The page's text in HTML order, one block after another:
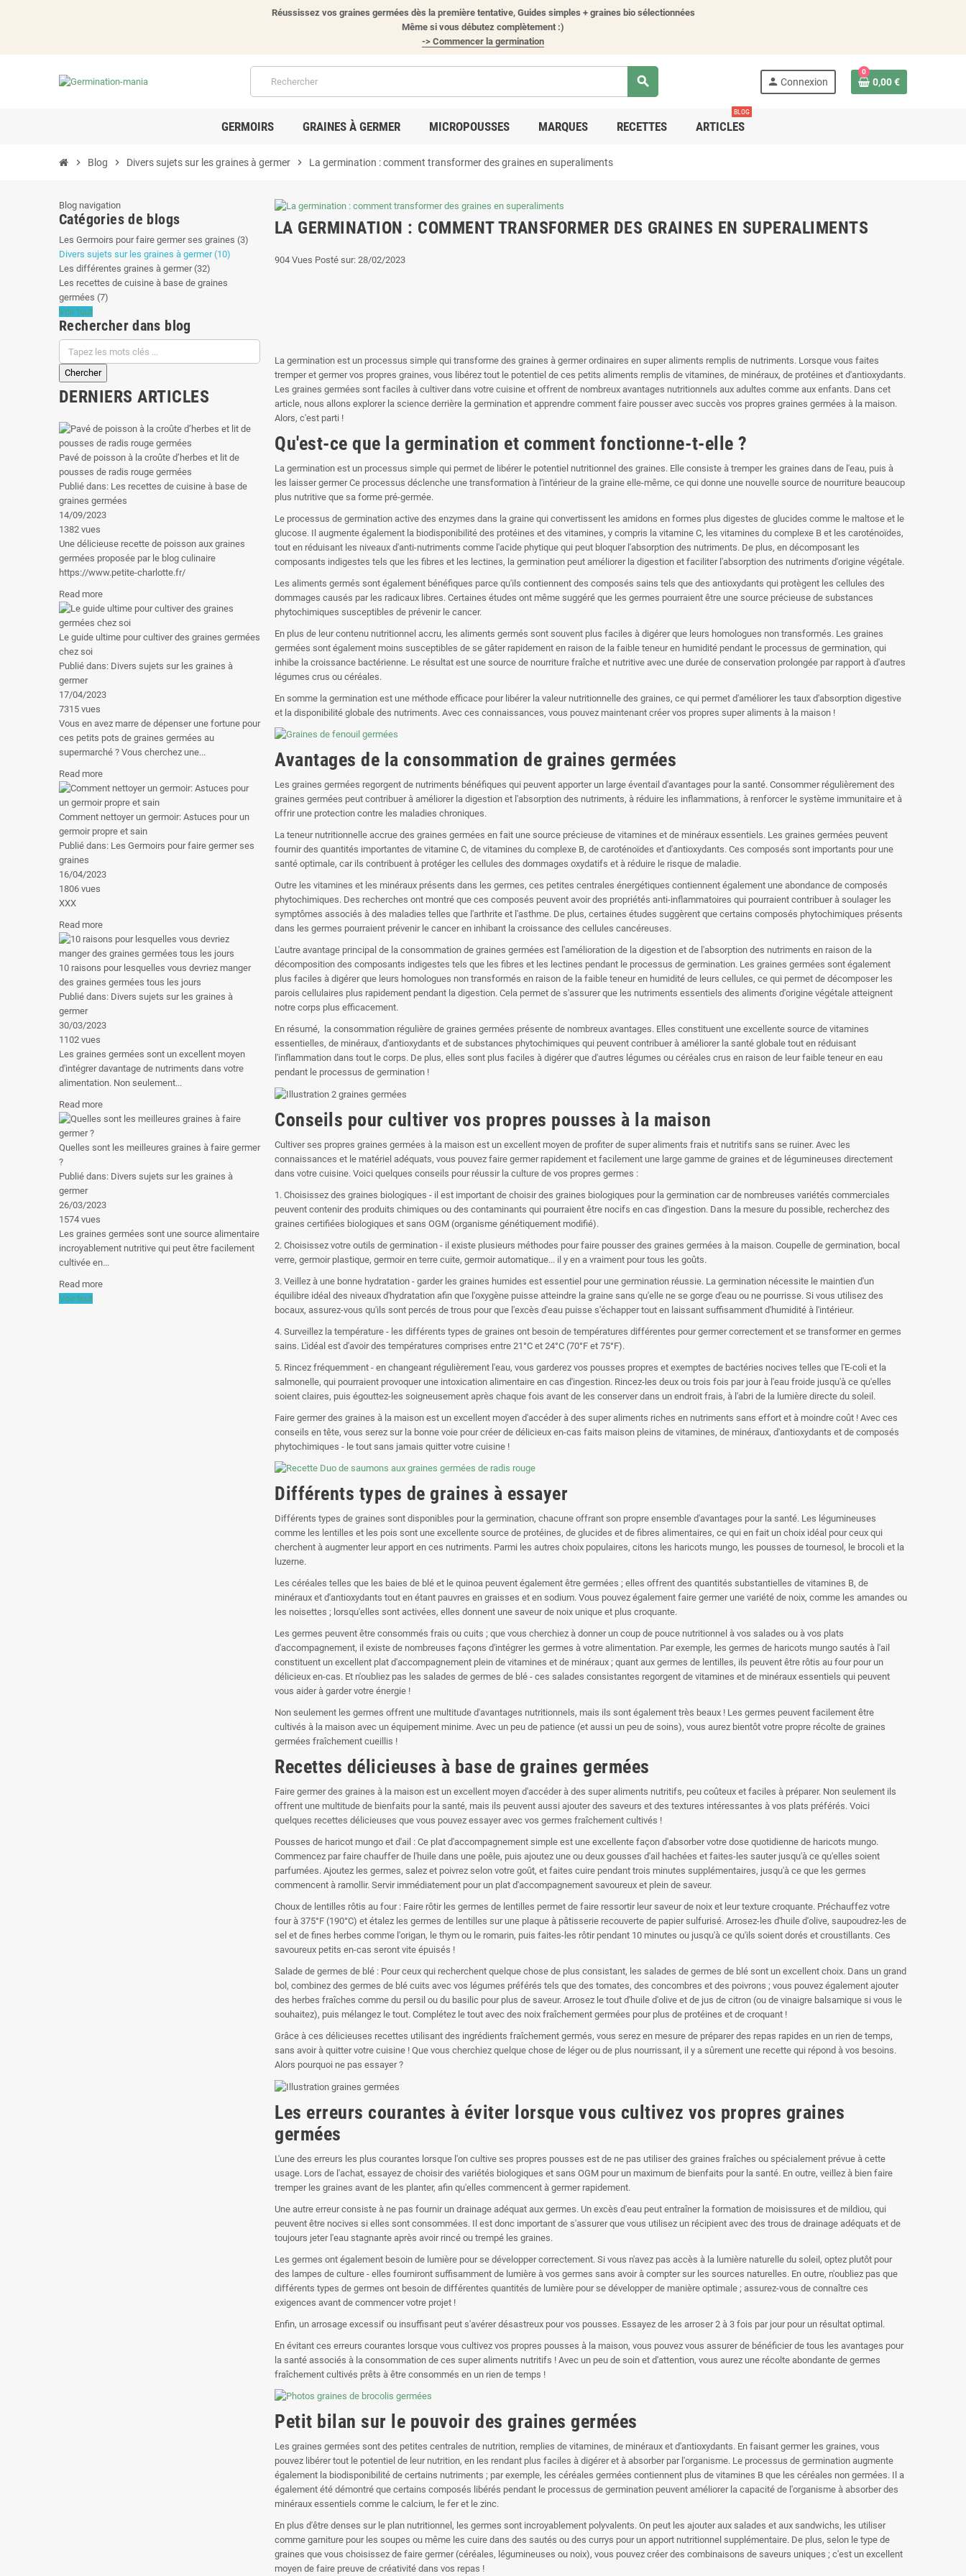
Réussissez vos graines germées dès la première tentative, Guides simples + graines bio sélectionnées
Même si vous débutez complètement :)
-> Commencer la germination
search person Connexion
0
0,00 €
GERMOIRS GRAINES À GERMER MICROPOUSSES MARQUES RECETTES ARTICLES
BLOG
chevron_right Blog chevron_right Divers sujets sur les graines à germer chevron_right La germination : comment transformer des graines en superaliments
Blog navigation
Catégories de blogs
Les Germoirs pour faire germer ses graines (3)
Divers sujets sur les graines à germer (10)
Les différentes graines à germer (32)
Les recettes de cuisine à base de graines
germées (7)
Voir tout
Rechercher dans blog
DERNIERS ARTICLES
Pavé de poisson à la croûte d’herbes et lit de
pousses de radis rouge germées
Publié dans: Les recettes de cuisine à base de
graines germées
14/09/2023
1382 vues
Une délicieuse recette de poisson aux graines
germées proposée par le blog culinaire
https://www.petite-charlotte.fr/
Read more
Le guide ultime pour cultiver des graines germées
chez soi
Publié dans: Divers sujets sur les graines à
germer
17/04/2023
7315 vues
Vous en avez marre de dépenser une fortune pour
ces petits pots de graines germées au
supermarché ? Vous cherchez une...
Read more
Comment nettoyer un germoir: Astuces pour un
germoir propre et sain
Publié dans: Les Germoirs pour faire germer ses
graines
16/04/2023
1806 vues
XXX
Read more
10 raisons pour lesquelles vous devriez manger
des graines germées tous les jours
Publié dans: Divers sujets sur les graines à
germer
30/03/2023
1102 vues
Les graines germées sont un excellent moyen
d'intégrer davantage de nutriments dans votre
alimentation. Non seulement...
Read more
Quelles sont les meilleures graines à faire germer
?
Publié dans: Divers sujets sur les graines à
germer
26/03/2023
1574 vues
Les graines germées sont une source alimentaire
incroyablement nutritive qui peut être facilement
cultivée en...
Read more
Voir tout
LA GERMINATION : COMMENT TRANSFORMER DES GRAINES EN SUPERALIMENTS
904 Vues Posté sur: 28/02/2023
La germination est un processus simple qui transforme des graines à germer ordinaires en super aliments remplis de nutriments. Lorsque vous faites
tremper et germer vos propres graines, vous libérez tout le potentiel de ces petits aliments remplis de vitamines, de minéraux, de protéines et d'antioxydants.
Les graines germées sont faciles à cultiver dans votre cuisine et offrent de nombreux avantages nutritionnels aux adultes comme aux enfants. Dans cet
article, nous allons explorer la science derrière la germination et apprendre comment faire pousser avec succès vos propres graines germées à la maison.
Alors, c'est parti !
Qu'est-ce que la germination et comment fonctionne-t-elle ?
La germination est un processus simple qui permet de libérer le potentiel nutritionnel des graines. Elle consiste à tremper les graines dans de l'eau, puis à
les laisser germer Ce processus déclenche une transformation à l'intérieur de la graine elle-même, ce qui donne une nouvelle source de nourriture beaucoup
plus nutritive que sa forme pré-germée.
Le processus de germination active des enzymes dans la graine qui convertissent les amidons en formes plus digestes de glucides comme le maltose et le
glucose. Il augmente également la biodisponibilité des protéines et des vitamines, y compris la vitamine C, les vitamines du complexe B et les caroténoïdes,
tout en réduisant les niveaux d'anti-nutriments comme l'acide phytique qui peut bloquer l'absorption des nutriments. De plus, en décomposant les
composants indigestes tels que les fibres et les lectines, la germination peut améliorer la digestion et faciliter l'absorption des nutriments d'origine végétale.
Les aliments germés sont également bénéfiques parce qu'ils contiennent des composés sains tels que des antioxydants qui protègent les cellules des
dommages causés par les radicaux libres. Certaines études ont même suggéré que les germes pourraient être une source précieuse de substances
phytochimiques susceptibles de prévenir le cancer.
En plus de leur contenu nutritionnel accru, les aliments germés sont souvent plus faciles à digérer que leurs homologues non transformés. Les graines
germées sont également moins susceptibles de se gâter rapidement en raison de la faible teneur en humidité pendant le processus de germination, qui
inhibe la croissance bactérienne. Le résultat est une source de nourriture fraîche et nutritive avec une durée de conservation prolongée par rapport à d'autres
légumes crus ou céréales.
En somme la germination est une méthode efficace pour libérer la valeur nutritionnelle des graines, ce qui permet d'améliorer les taux d'absorption digestive
et la disponibilité globale des nutriments. Avec ces connaissances, vous pouvez maintenant créer vos propres super aliments à la maison !
Avantages de la consommation de graines germées
Les graines germées regorgent de nutriments bénéfiques qui peuvent apporter un large éventail d'avantages pour la santé. Consommer régulièrement des
graines germées peut contribuer à améliorer la digestion et l'absorption des nutriments, à réduire les inflammations, à renforcer le système immunitaire et à
offrir une protection contre les maladies chroniques.
La teneur nutritionnelle accrue des graines germées en fait une source précieuse de vitamines et de minéraux essentiels. Les graines germées peuvent
fournir des quantités importantes de vitamine C, de vitamines du complexe B, de caroténoïdes et d'antioxydants. Ces composés sont importants pour une
santé optimale, car ils contribuent à protéger les cellules des dommages oxydatifs et à réduire le risque de maladie.
Outre les vitamines et les minéraux présents dans les germes, ces petites centrales énergétiques contiennent également une abondance de composés
phytochimiques. Des recherches ont montré que ces composés peuvent avoir des propriétés anti-inflammatoires qui pourraient contribuer à soulager les
symptômes associés à des maladies telles que l'arthrite et l'asthme. De plus, certaines études suggèrent que certains composés phytochimiques présents
dans les germes pourraient prévenir le cancer en inhibant la croissance des cellules cancéreuses.
L'autre avantage principal de la consommation de graines germées est l'amélioration de la digestion et de l'absorption des nutriments en raison de la
décomposition des composants indigestes tels que les fibres et les lectines pendant le processus de germination. Les graines germées sont également
plus faciles à digérer que leurs homologues non transformés en raison de la faible teneur en humidité de leurs cellules, ce qui permet de décomposer les
parois cellulaires plus rapidement pendant la digestion. Cela permet de s'assurer que les nutriments essentiels des aliments d'origine végétale atteignent
notre corps plus efficacement.
En résumé, la consommation régulière de graines germées présente de nombreux avantages. Elles constituent une excellente source de vitamines
essentielles, de minéraux, d'antioxydants et de substances phytochimiques qui peuvent contribuer à améliorer la santé globale tout en réduisant
l'inflammation dans tout le corps. De plus, elles sont plus faciles à digérer que d'autres légumes ou céréales crus en raison de leur faible teneur en eau
pendant le processus de germination !
Conseils pour cultiver vos propres pousses à la maison
Cultiver ses propres graines germées à la maison est un excellent moyen de profiter de super aliments frais et nutritifs sans se ruiner. Avec les
connaissances et le matériel adéquats, vous pouvez faire germer rapidement et facilement une large gamme de graines et de légumineuses directement
dans votre cuisine. Voici quelques conseils pour réussir la culture de vos propres germes :
1. Choisissez des graines biologiques - il est important de choisir des graines biologiques pour la germination car de nombreuses variétés commerciales
peuvent contenir des produits chimiques ou des contaminants qui pourraient être nocifs en cas d'ingestion. Dans la mesure du possible, recherchez des
graines certifiées biologiques et sans OGM (organisme génétiquement modifié).
2. Choisissez votre outils de germination - il existe plusieurs méthodes pour faire pousser des graines germées à la maison. Coupelle de germination, bocal
verre, germoir plastique, germoir en terre cuite, germoir automatique... il y en a vraiment pour tous les goûts.
3. Veillez à une bonne hydratation - garder les graines humides est essentiel pour une germination réussie. La germination nécessite le maintien d'un
équilibre idéal des niveaux d'hydratation afin que l'oxygène puisse atteindre la graine sans qu'elle ne se gorge d'eau ou ne pourrisse. Si vous utilisez des
bocaux, assurez-vous qu'ils sont percés de trous pour que l'excès d'eau puisse s'échapper tout en laissant suffisamment d'humidité à l'intérieur.
4. Surveillez la température - les différents types de graines ont besoin de températures différentes pour germer correctement et se transformer en germes
sains. L'idéal est d'avoir des températures comprises entre 21°C et 24°C (70°F et 75°F).
5. Rincez fréquemment - en changeant régulièrement l'eau, vous garderez vos pousses propres et exemptes de bactéries nocives telles que l'E-coli et la
salmonelle, qui pourraient provoquer une intoxication alimentaire en cas d'ingestion. Rincez-les deux ou trois fois par jour à l'eau froide jusqu'à ce qu'elles
soient claires, puis égouttez-les soigneusement après chaque fois avant de les conserver dans un endroit frais, à l'abri de la lumière directe du soleil.
Faire germer des graines à la maison est un excellent moyen d'accéder à des super aliments riches en nutriments sans effort et à moindre coût ! Avec ces
conseils en tête, vous serez sur la bonne voie pour créer de délicieux en-cas faits maison pleins de vitamines, de minéraux, d'antioxydants et de composés
phytochimiques - le tout sans jamais quitter votre cuisine !
Différents types de graines à essayer
Différents types de graines sont disponibles pour la germination, chacune offrant son propre ensemble d'avantages pour la santé. Les légumineuses
comme les lentilles et les pois sont une excellente source de protéines, de glucides et de fibres alimentaires, ce qui en fait un choix idéal pour ceux qui
cherchent à augmenter leur apport en ces nutriments. Parmi les autres choix populaires, citons les haricots mungo, les pousses de tournesol, le brocoli et la
luzerne.
Les céréales telles que les baies de blé et le quinoa peuvent également être germées ; elles offrent des quantités substantielles de vitamines B, de
minéraux et d'antioxydants tout en étant pauvres en graisses et en sodium. Vous pouvez également faire germer une variété de noix, comme les amandes ou
les noisettes ; lorsqu'elles sont activées, elles donnent une saveur de noix unique et plus croquante.
Les germes peuvent être consommés frais ou cuits ; que vous cherchiez à donner un coup de pouce nutritionnel à vos salades ou à vos plats
d'accompagnement, il existe de nombreuses façons d'intégrer les germes à votre alimentation. Par exemple, les germes de haricots mungo sautés à l'ail
constituent un excellent plat d'accompagnement plein de vitamines et de minéraux ; quant aux germes de lentilles, ils peuvent être rôtis au four pour un
délicieux en-cas. Et n'oubliez pas les salades de germes de blé - ces salades consistantes regorgent de vitamines et de minéraux essentiels qui peuvent
vous aider à garder votre énergie !
Non seulement les germes offrent une multitude d'avantages nutritionnels, mais ils sont également très beaux ! Les germes peuvent facilement être
cultivés à la maison avec un équipement minime. Avec un peu de patience (et aussi un peu de soins), vous aurez bientôt votre propre récolte de graines
germées fraîchement cueillis !
Recettes délicieuses à base de graines germées
Faire germer des graines à la maison est un excellent moyen d'accéder à des super aliments nutritifs, peu coûteux et faciles à préparer. Non seulement ils
offrent une multitude de bienfaits pour la santé, mais ils peuvent aussi ajouter des saveurs et des textures intéressantes à vos plats préférés. Voici
quelques recettes délicieuses que vous pouvez essayer avec vos germes fraîchement cultivés !
Pousses de haricot mungo et d'ail : Ce plat d'accompagnement simple est une excellente façon d'absorber votre dose quotidienne de haricots mungo.
Commencez par faire chauffer de l'huile dans une poêle, puis ajoutez une ou deux gousses d'ail hachées et faites-les sauter jusqu'à ce qu'elles soient
parfumées. Ajoutez les germes, salez et poivrez selon votre goût, et faites cuire pendant trois minutes supplémentaires, jusqu'à ce que les germes
commencent à ramollir. Servir immédiatement pour un plat d'accompagnement savoureux et plein de saveur.
Choux de lentilles rôtis au four : Faire rôtir les germes de lentilles permet de faire ressortir leur saveur de noix et leur texture croquante. Préchauffez votre
four à 375°F (190°C) et étalez les germes de lentilles sur une plaque à pâtisserie recouverte de papier sulfurisé. Arrosez-les d'huile d'olive, saupoudrez-les de
sel et de fines herbes comme l'origan, le thym ou le romarin, puis faites-les rôtir pendant 10 minutes ou jusqu'à ce qu'ils soient dorés et croustillants. Ces
savoureux petits en-cas seront vite épuisés !
Salade de germes de blé : Pour ceux qui recherchent quelque chose de plus consistant, les salades de germes de blé sont un excellent choix. Dans un grand
bol, combinez des germes de blé cuits avec vos légumes préférés tels que des tomates, des concombres et des poivrons ; vous pouvez également ajouter
des herbes fraîches comme du persil ou du basilic pour plus de saveur. Arrosez le tout d'huile d'olive et de jus de citron (ou de vinaigre balsamique si vous le
souhaitez), puis mélangez le tout. Complétez le tout avec des noix fraîchement germées pour plus de protéines et de croquant !
Grâce à ces délicieuses recettes utilisant des ingrédients fraîchement germés, vous serez en mesure de préparer des repas rapides en un rien de temps,
sans avoir à quitter votre cuisine ! Que vous cherchiez quelque chose de léger ou de plus nourrissant, il y a sûrement une recette qui répond à vos besoins.
Alors pourquoi ne pas essayer ?
Les erreurs courantes à éviter lorsque vous cultivez vos propres graines
germées
L'une des erreurs les plus courantes lorsque l'on cultive ses propres pousses est de ne pas utiliser des graines fraîches ou spécialement prévue à cette
usage. Lors de l'achat, essayez de choisir des variétés biologiques et sans OGM pour un maximum de bienfaits pour la santé. En outre, veillez à bien faire
tremper les graines avant de les planter, afin qu'elles commencent à germer rapidement.
Une autre erreur consiste à ne pas fournir un drainage adéquat aux germes. Un excès d'eau peut entraîner la formation de moisissures et de mildiou, qui
peuvent être nocives si elles sont consommées. Il est donc important de s'assurer que vous utilisez un récipient avec des trous de drainage adéquats et de
toujours jeter l'eau stagnante après avoir rincé ou trempé les graines.
Les germes ont également besoin de lumière pour se développer correctement. Si vous n'avez pas accès à la lumière naturelle du soleil, optez plutôt pour
des lampes de culture - elles fourniront suffisamment de lumière à vos germes sans avoir à compter sur les sources naturelles. En outre, n'oubliez pas que
différents types de germes ont besoin de différentes quantités de lumière pour se développer de manière optimale ; assurez-vous de connaître ces
exigences avant de commencer votre projet !
Enfin, un arrosage excessif ou insuffisant peut s'avérer désastreux pour vos pousses. Essayez de les arroser 2 à 3 fois par jour pour un résultat optimal.
En évitant ces erreurs courantes lorsque vous cultivez vos propres pousses à la maison, vous pouvez vous assurer de bénéficier de tous les avantages pour
la santé associés à la consommation de ces super aliments nutritifs ! Avec un peu de soin et d'attention, vous aurez une récolte abondante de germes
fraîchement cultivés prêts à être consommés en un rien de temps !
Petit bilan sur le pouvoir des graines germées
Les graines germées sont des petites centrales de nutrition, remplies de vitamines, de minéraux et d'antioxydants. En faisant germer les graines, vous
pouvez libérer tout le potentiel de leur nutrition, en les rendant plus faciles à digérer et à absorber par l'organisme. Le processus de germination augmente
également la biodisponibilité de certains nutriments ; par exemple, les céréales germées contiennent plus de vitamines B que les céréales non germées. Il a
également été démontré que certains composés libérés pendant le processus de germination peuvent améliorer la capacité de l'organisme à absorber des
minéraux essentiels comme le calcium, le fer et le zinc.
En plus d'être denses sur le plan nutritionnel, les germes sont incroyablement polyvalents. On peut les ajouter aux salades et aux sandwichs, les utiliser
comme garniture pour les soupes ou même les cuire dans des sautés ou des currys pour un apport nutritionnel supplémentaire. De plus, selon le type de
graines que vous choisissez de faire germer (céréales, légumineuses ou noix), vous pouvez créer des combinaisons de saveurs uniques ; c'est un excellent
moyen de faire preuve de créativité dans vos repas !